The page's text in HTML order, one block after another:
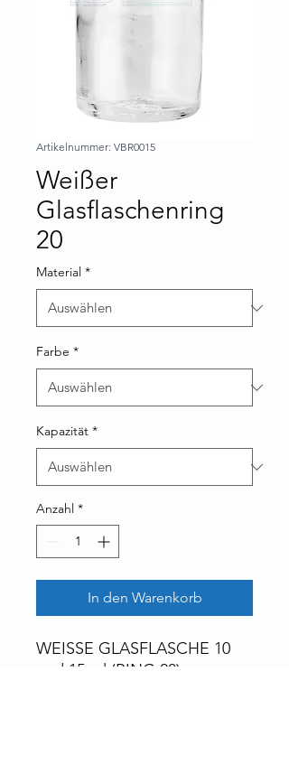
Artikelnummer: VBR0015
Weißer
Glasflaschenring
20
Material *
Farbe *
Kapazität *
Anzahl *
In den Warenkorb
WEISSE GLASFLASCHE 10
und 15 ml (RING 20)